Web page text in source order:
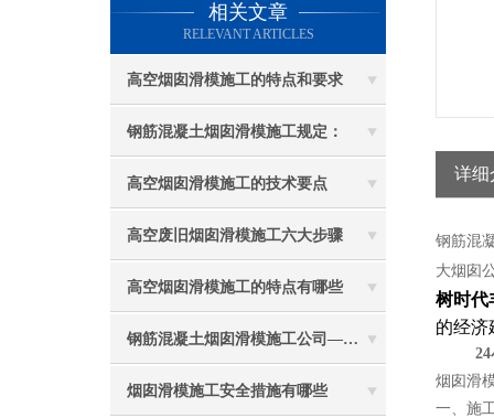
相关文章
RELEVANT ARTICLES
高空烟囱滑模施工的特点和要求
钢筋混凝土烟囱滑模施工规定：
高空烟囱滑模施工的技术要点
高空废旧烟囱滑模施工六大步骤
高空烟囱滑模施工的特点有哪些
钢筋混凝土烟囱滑模施工公司——选五林高空
烟囱滑模施工安全措施有哪些
详细
钢筋混
大烟囱
树时代
的经
烟囱滑
一、施